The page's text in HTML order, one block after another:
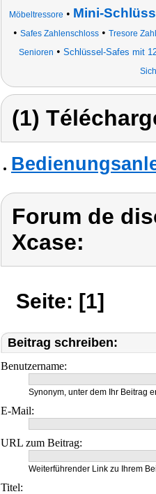
Möbeltressore • Mini-
• Safes Zahlenschloss • Tresore
Senioren • Schlüssel-Safes mit
(1)
Forum de
Xcase:
Seite: [1]
Beitrag schreiben:
Benutzername:
Synonym, unter dem Ihr Beitrag
E-Mail:
URL zum Beitrag:
Weiterführender Link zu Ihrem
Titel: